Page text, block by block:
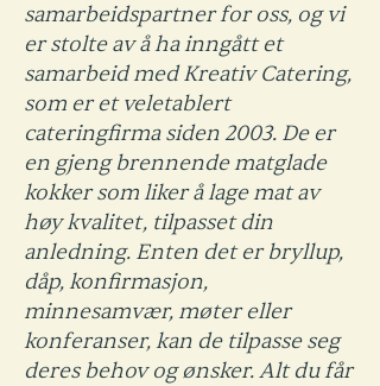
samarbeidspartner for oss, og vi
er stolte av å ha inngått et
samarbeid med Kreativ Catering,
som er et veletablert
cateringfirma siden 2003. De er
en gjeng brennende matglade
kokker som liker å lage mat av
høy kvalitet, tilpasset din
anledning. Enten det er bryllup,
dåp, konfirmasjon,
minnesamvær, møter eller
konferanser, kan de tilpasse seg
deres behov og ønsker. Alt du får